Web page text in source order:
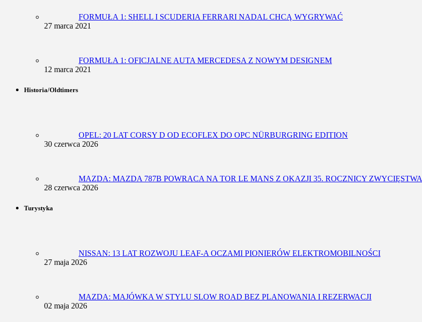
FORMUŁA 1: SHELL I SCUDERIA FERRARI NADAL CHCĄ WYGRYWAĆ
27 marca 2021
FORMUŁA 1: OFICJALNE AUTA MERCEDESA Z NOWYM DESIGNEM
12 marca 2021
Historia/Oldtimers
OPEL: 20 LAT CORSY D OD ECOFLEX DO OPC NÜRBURGRING EDITION
30 czerwca 2026
MAZDA: MAZDA 787B POWRACA NA TOR LE MANS Z OKAZJI 35. ROCZNICY ZWYCIĘSTWA
28 czerwca 2026
Turystyka
NISSAN: 13 LAT ROZWOJU LEAF-A OCZAMI PIONIERÓW ELEKTROMOBILNOŚCI
27 maja 2026
MAZDA: MAJÓWKA W STYLU SLOW ROAD BEZ PLANOWANIA I REZERWACJI
02 maja 2026